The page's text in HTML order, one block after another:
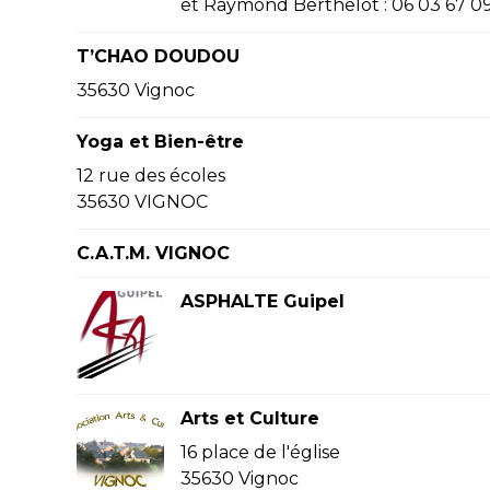
et Raymond Berthelot : 06 03 67
T’CHAO DOUDOU
35630 Vignoc
Yoga et Bien-être
12 rue des écoles
35630 VIGNOC
C.A.T.M. VIGNOC
ASPHALTE Guipel
Arts et Culture
16 place de l'église
35630 Vignoc